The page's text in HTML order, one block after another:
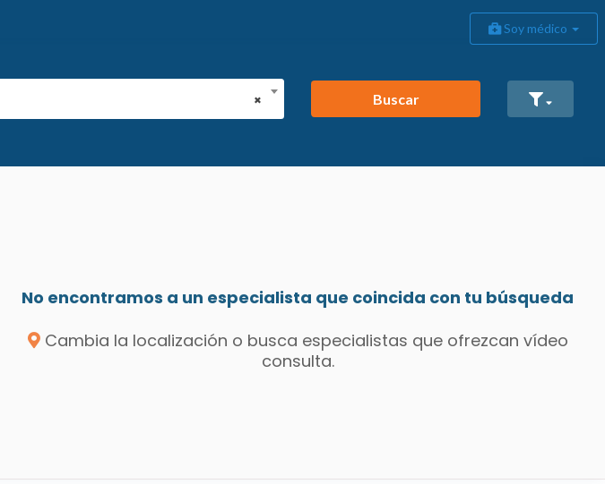
Soy médico
×
Buscar
No encontramos a un especialista que coincida con tu búsqueda
Cambia la localización o busca especialistas que ofrezcan vídeo
consulta.